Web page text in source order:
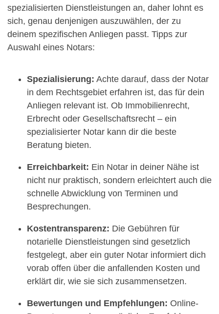
spezialisierten Dienstleistungen an, daher lohnt es
sich, genau denjenigen auszuwählen, der zu
deinem spezifischen Anliegen passt. Tipps zur
Auswahl eines Notars:
Spezialisierung: Achte darauf, dass der Notar
in dem Rechtsgebiet erfahren ist, das für dein
Anliegen relevant ist. Ob Immobilienrecht,
Erbrecht oder Gesellschaftsrecht – ein
spezialisierter Notar kann dir die beste
Beratung bieten.
Erreichbarkeit: Ein Notar in deiner Nähe ist
nicht nur praktisch, sondern erleichtert auch die
schnelle Abwicklung von Terminen und
Besprechungen.
Kostentransparenz: Die Gebühren für
notarielle Dienstleistungen sind gesetzlich
festgelegt, aber ein guter Notar informiert dich
vorab offen über die anfallenden Kosten und
erklärt dir, wie sie sich zusammensetzen.
Bewertungen und Empfehlungen: Online-